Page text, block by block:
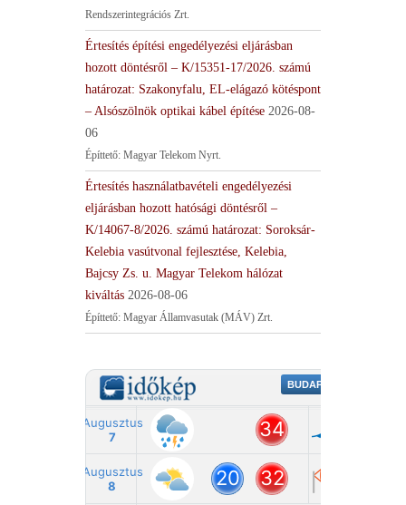
Rendszerintegrációs Zrt.
Értesítés építési engedélyezési eljárásban
hozott döntésről – K/15351-17/2026. számú
határozat: Szakonyfalu, EL-elágazó kötéspont
– Alsószölnök optikai kábel építése 2026-08-
06
Építtető: Magyar Telekom Nyrt.
Értesítés használatbavételi engedélyezési
eljárásban hozott hatósági döntésről –
K/14067-8/2026. számú határozat: Soroksár-
Kelebia vasútvonal fejlesztése, Kelebia,
Bajcsy Zs. u. Magyar Telekom hálózat
kiváltás 2026-08-06
Építtető: Magyar Államvasutak (MÁV) Zrt.